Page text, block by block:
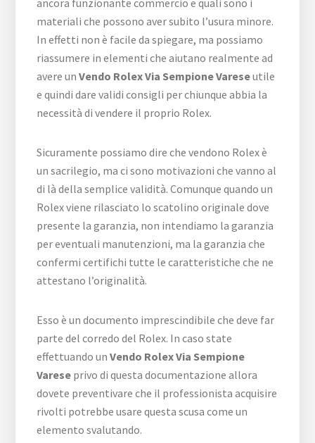
materiali che possono aver subito l’usura minore.
In effetti non è facile da spiegare, ma possiamo
riassumere in elementi che aiutano realmente ad
avere unVendo Rolex Via Sempione Vareseutile
e quindi dare validi consigli per chiunque abbia la
necessità di vendere il proprio Rolex.
Sicuramente possiamo dire che vendono Rolex è
un sacrilegio, ma ci sono motivazioni che vanno al
di là della semplice validità. Comunque quando un
Rolex viene rilasciato lo scatolino originale dove
presente la garanzia, non intendiamo la garanzia
per eventuali manutenzioni, ma la garanzia che
confermi certifichi tutte le caratteristiche che ne
attestano l’originalità.
Esso è un documento imprescindibile che deve far
parte del corredo del Rolex. In caso state
effettuando unVendo Rolex Via Sempione
Varese privo di questa documentazione allora
dovete preventivare che il professionista acquisire
rivolti potrebbe usare questa scusa come un
elemento svalutando.